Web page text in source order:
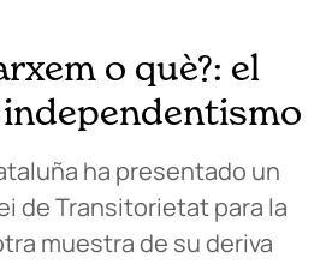
o què?: el
ha presentado un
de Transitorietat para la
muestra de su deriva